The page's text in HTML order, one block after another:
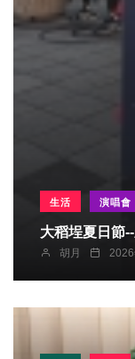
生活 演唱會
大稻埕夏日節
胡月